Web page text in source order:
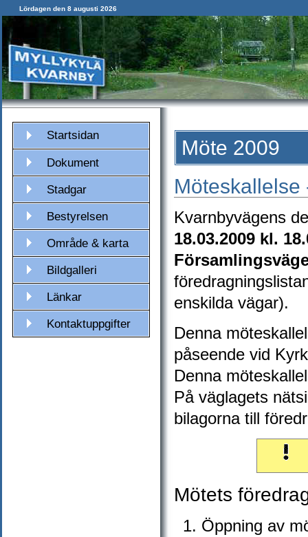
Lördagen den 8 augusti 2026
Möte 2009
Möteskallelse
Kvarnbyvägens
18.03.2009 kl.
enskilda vägar).
Denna
påseende vid
Denna
På väglagets
bilagorna till
Mötets
Öppning av
Startsidan
Dokument
Stadgar
Bestyrelsen
Område & karta
Bildgalleri
Länkar
Kontaktuppgifter